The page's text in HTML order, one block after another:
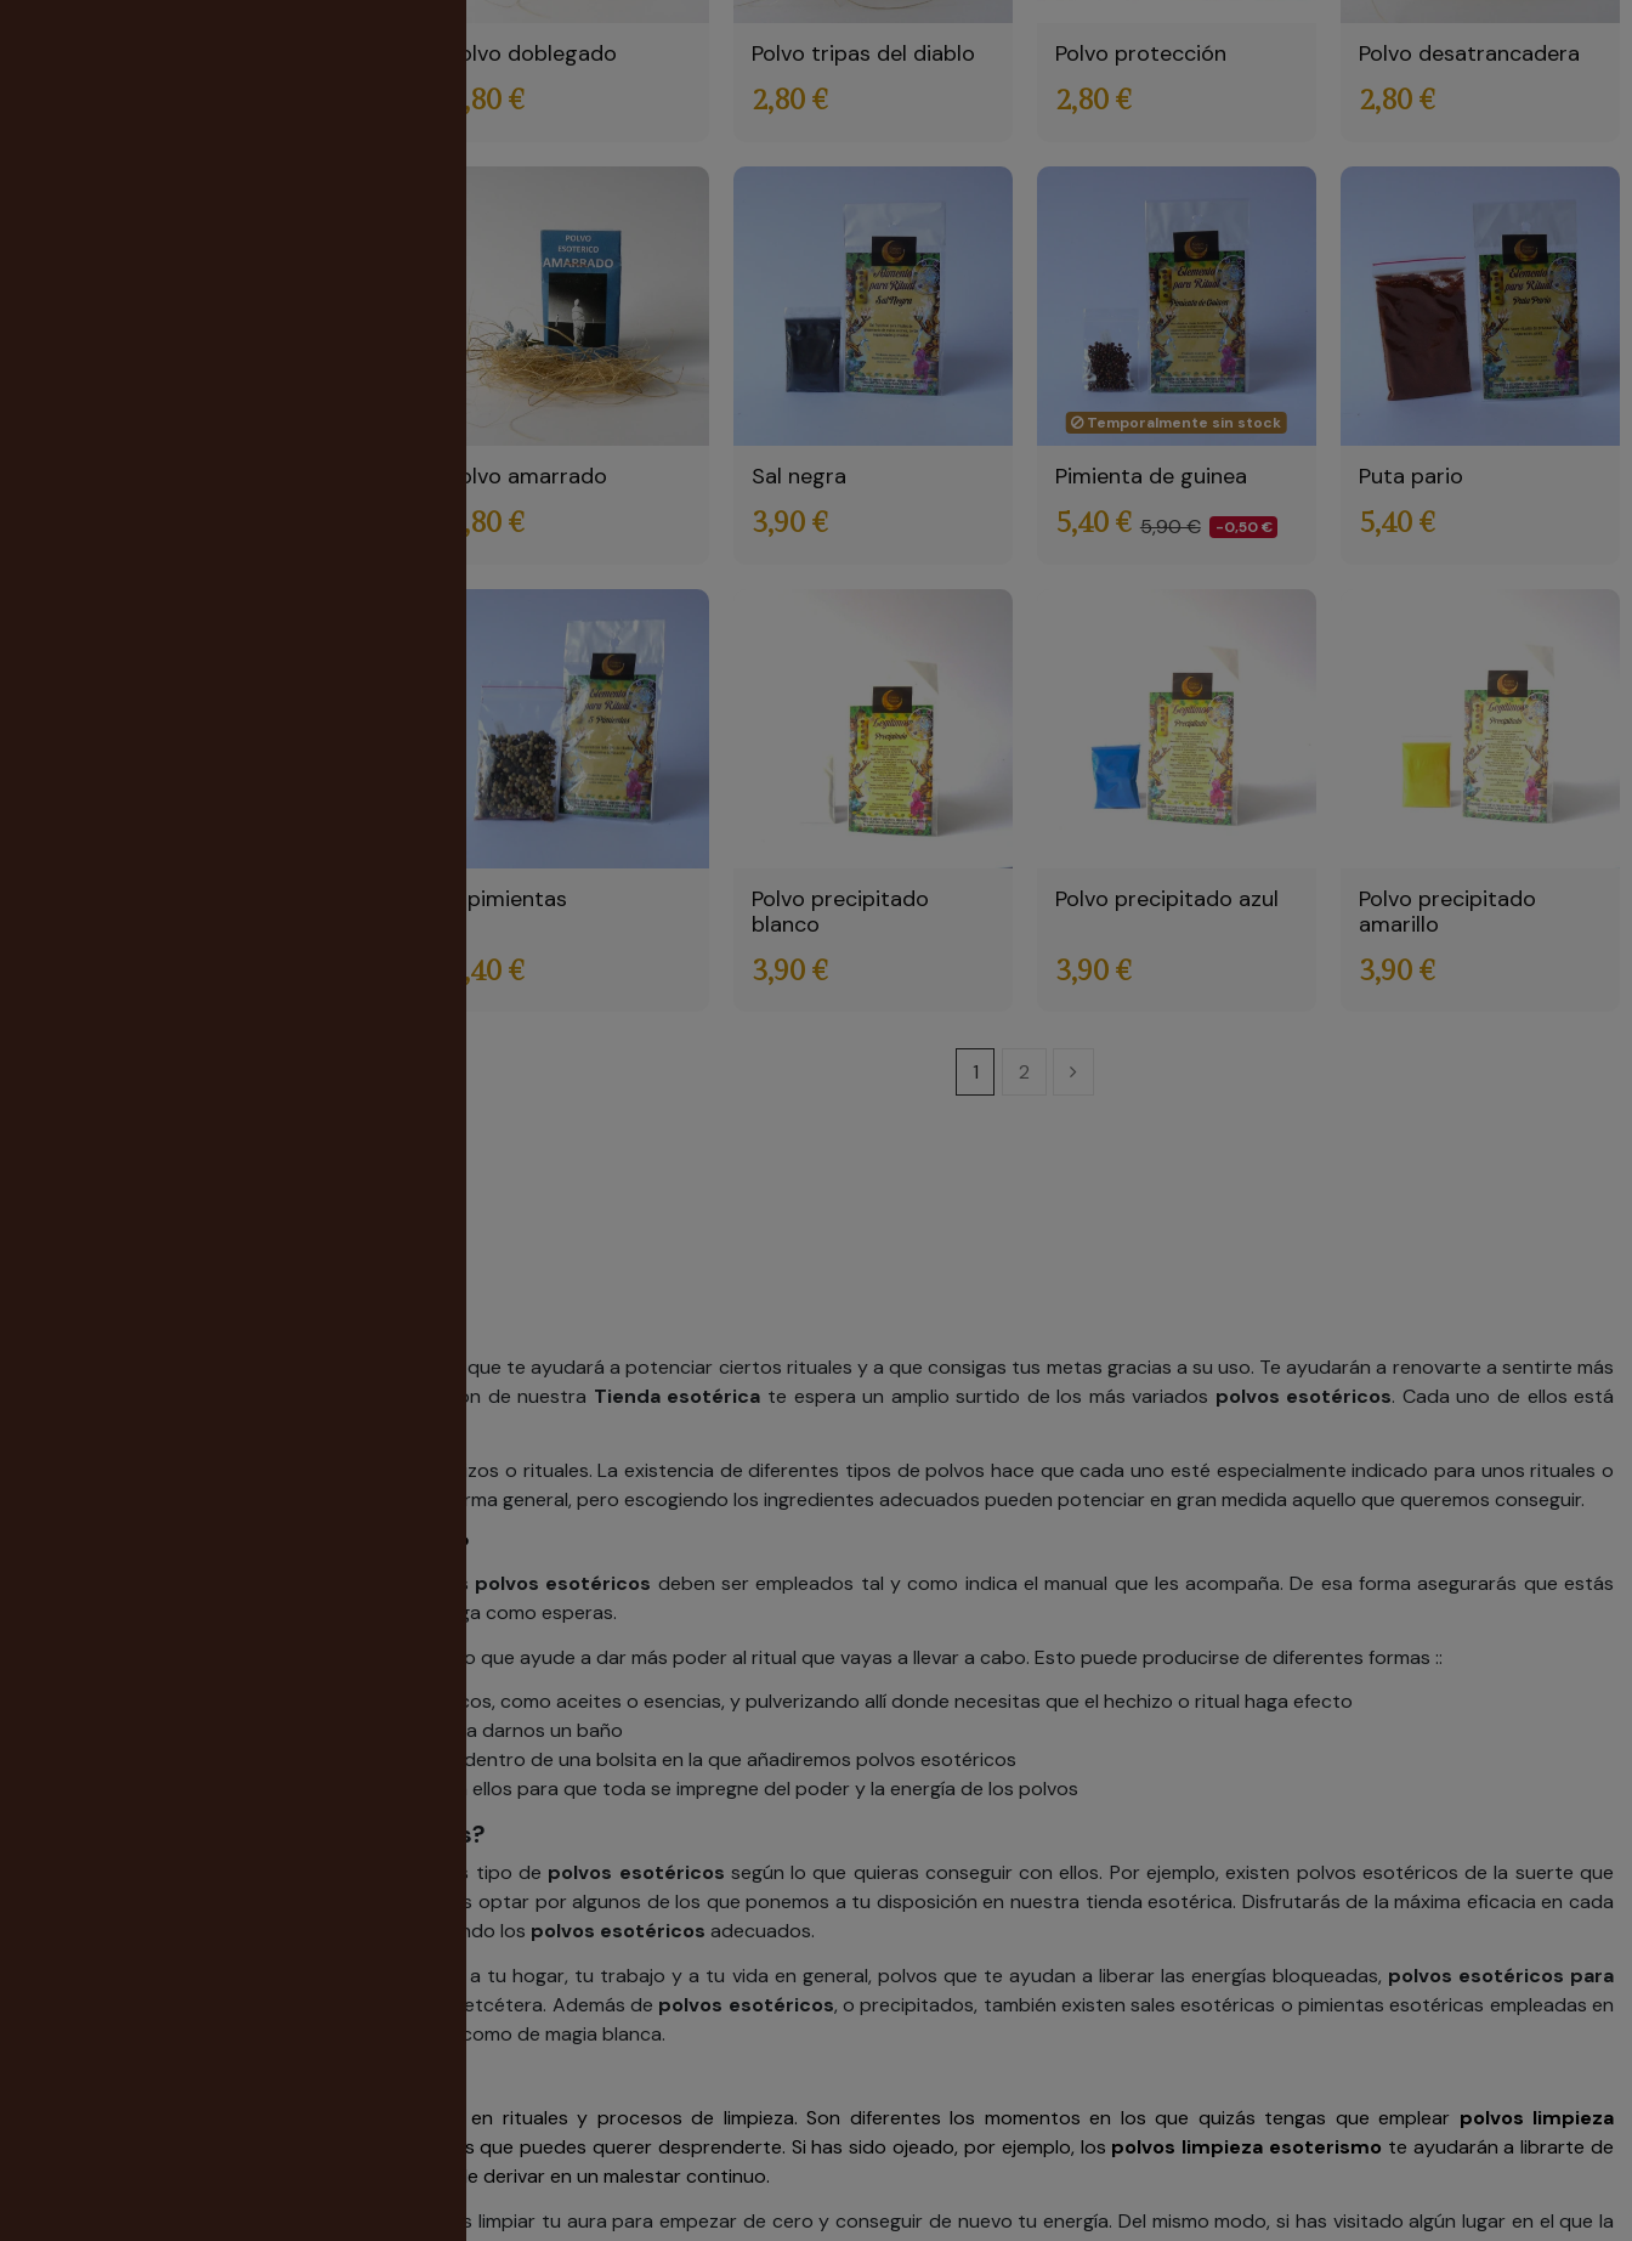
Polvo doblegado
2,80 €
Polvo tripas del diablo
2,80 €
Polvo protección
2,80 €
Polvo desatrancadera
2,80 €
Polvo amarrado
2,80 €
Sal negra
3,90 €
Temporalmente sin stock
Pimienta de guinea
5,40 € 5,90 € -0,50 €
Puta pario
5,40 €
5 pimientas
5,40 €
Polvo precipitado
blanco
3,90 €
Polvo precipitado azul
3,90 €
Polvo precipitado
amarillo
3,90 €
1 2
Los polvos esotéricos son un producto esotérico que te ayudará a potenciar ciertos rituales y a que consigas tus metas gracias a su uso. Te ayudarán a renovarte a sentirte más
cerca de lo que desees conseguir. En esta sección de nuestra Tienda esotérica te espera un amplio surtido de los más variados polvos esotéricos. Cada uno de ellos está
Los polvos esotéricos sirven para potenciar hechizos o rituales. La existencia de diferentes tipos de polvos hace que cada uno esté especialmente indicado para unos rituales o
fines diferenciados. No son imprescindibles por norma general, pero escogiendo los ingredientes adecuados pueden potenciar en gran medida aquello que queremos conseguir.
¿Cómo utilizar los polvos ritualizados?
Para que cumplan adecuadamente su función, los polvos esotéricos deben ser empleados tal y como indica el manual que les acompaña. De esa forma asegurarás que estás
siguiendo los pasos necesarios para que todo salga como esperas.
Del mismo modo, pueden suponer un complemento que ayude a dar más poder al ritual que vayas a llevar a cabo. Esto puede producirse de diferentes formas ::
Diluyendo los polvos esotéricos con líquidos mágicos, como aceites o esencias, y pulverizando allí donde necesitas que el hechizo o ritual haga efecto
Incluirlos en nuestra bañera antes de sumergirnos a darnos un baño
Dando poder a un amuleto, incluyendo el amuleto dentro de una bolsita en la que añadiremos polvos esotéricos
Mezclándolos con fregasuelos y fregar la casa con ellos para que toda se impregne del poder y la energía de los polvos
¿Qué son los polvos esotéricos y tipos?
Como hemos dicho anteriormente, hay diferentes tipo de polvos esotéricos según lo que quieras conseguir con ellos. Por ejemplo, existen polvos esotéricos de la suerte que
podrás hacer tú misma en casa, o también puedes optar por algunos de los que ponemos a tu disposición en nuestra tienda esotérica. Disfrutarás de la máxima eficacia en cada
pedido que realices y conseguirás tu objetivo usando los polvos esotéricos adecuados.
Ponemos a tu disposición polvos para dar suerte a tu hogar, tu trabajo y a tu vida en general, polvos que te ayudan a liberar las energías bloqueadas, polvos esotéricos para
, polvos para alejar los problemas, etcétera. Además de polvos esotéricos, o precipitados, también existen sales esotéricas o pimientas esotéricas empleadas en
un gran número de rituales, tanto de magia negra como de magia blanca.
Los polvos de limpieza son aquellos empleados en rituales y procesos de limpieza. Son diferentes los momentos en los que quizás tengas que emplear polvos limpieza
ya que hay diferentes energías de las que puedes querer desprenderte. Si has sido ojeado, por ejemplo, los polvos limpieza esoterismo te ayudarán a librarte de
esas energías negativas y esa sensación que puede derivar en un malestar continuo.
Si estás sufriendo de mala suerte, también puedes limpiar tu aura para empezar de cero y conseguir de nuevo tu energía. Del mismo modo, si has visitado algún lugar en el que la